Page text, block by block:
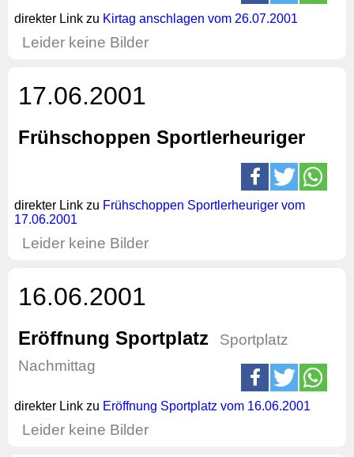
direkter Link zu Kirtag anschlagen vom 26.07.2001
Leider keine Bilder
17.06.2001
Frühschoppen Sportlerheuriger
direkter Link zu Frühschoppen Sportlerheuriger vom
17.06.2001
Leider keine Bilder
16.06.2001
Eröffnung Sportplatz
Sportplatz
Nachmittag
direkter Link zu Eröffnung Sportplatz vom 16.06.2001
Leider keine Bilder